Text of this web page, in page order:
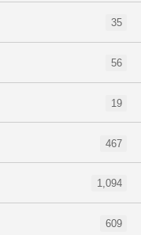
35
56
19
467
1,094
609